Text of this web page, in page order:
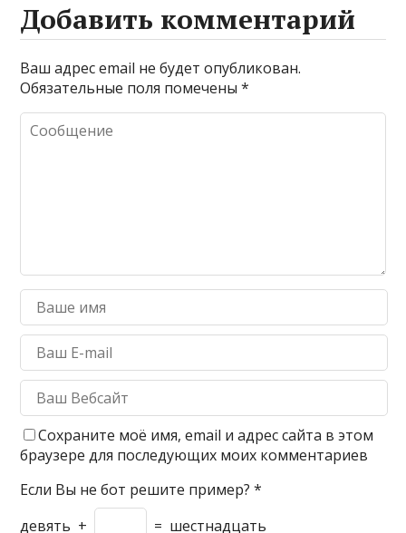
Добавить комментарий
Ваш адрес email не будет опубликован.
Обязательные поля помечены*
Сохраните моё имя, email и адрес сайта в этом
браузере для последующих моих комментариев
Если Вы не бот решите пример? *
девять + = шестнадцать